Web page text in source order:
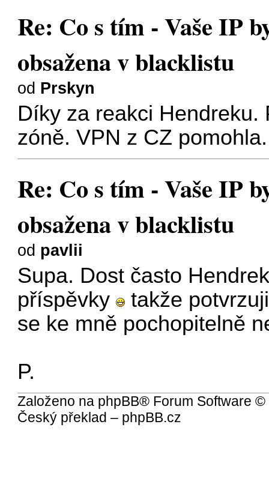
Re: Co s tím - Vaše IP
obsažena v blacklistu
od Prskyn
Díky za reakci
zóně. VPN z CZ pomohla.
Re: Co s tím - Vaše IP
obsažena v blacklistu
od pavlii
Supa. Dost často
příspěvky
takže
se ke mně pochopitelně
P.
Založeno na phpBB® Forum Software ©
Český překlad – phpBB.cz